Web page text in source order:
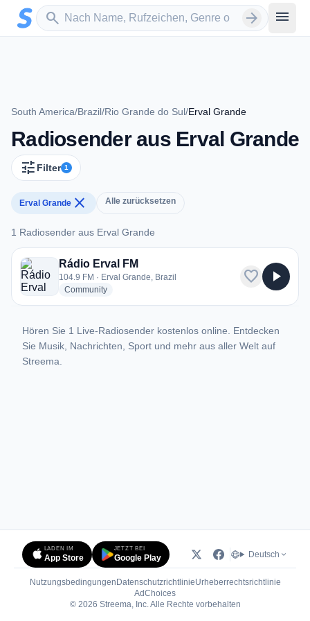
Zum Hauptinhalt springen
search
Sender suchen arrow_forward menu
South America/Brazil/Rio Grande do Sul/Erval Grande
Radiosender aus Erval Grande
tune Filter 1
Erval Grande close Alle zurücksetzen
1 Radiosender aus Erval Grande
1 Radiosender aus Erval Grande
Rádio Erval FM
104.9 FM · Erval Grande, Brazil
Communityradio stations
favorite play_arrow
Hören Sie 1 Live-Radiosender kostenlos online. Entdecken
Sie Musik, Nachrichten, Sport und mehr aus aller Welt auf
Streema.
LADEN IM
App Store
JETZT BEI
Google Play Deutsch
Nutzungsbedingungen DatenschutzrichtlinieUrheberrechtsrichtlinie
AdChoices(öffnet in neuem Tab)
© 2026 Streema, Inc. Alle Rechte vorbehalten